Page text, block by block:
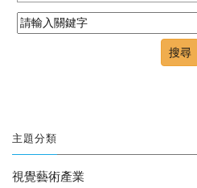
搜尋
主題分類
視覺藝術產業